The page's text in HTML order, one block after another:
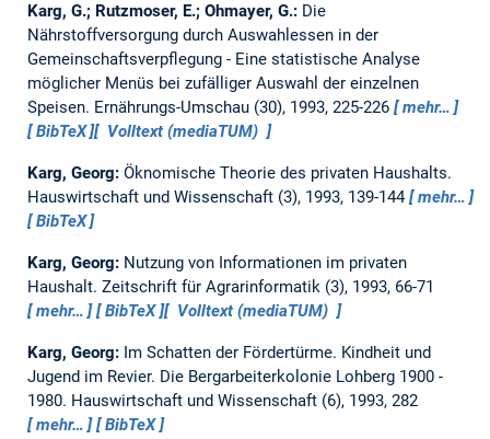
Karg, G.; Rutzmoser, E.; Ohmayer, G.: Die
Nährstoffversorgung durch Auswahlessen in der
Gemeinschaftsverpflegung - Eine statistische Analyse
möglicher Menüs bei zufälliger Auswahl der einzelnen
Speisen. Ernährungs-Umschau (30), 1993, 225-226
mehr…
BibTeX
Volltext (mediaTUM)
Karg, Georg: Öknomische Theorie des privaten Haushalts.
Hauswirtschaft und Wissenschaft (3), 1993, 139-144
mehr…
BibTeX
Karg, Georg: Nutzung von Informationen im privaten
Haushalt. Zeitschrift für Agrarinformatik (3), 1993, 66-71
mehr…
BibTeX Volltext (mediaTUM)
Karg, Georg: Im Schatten der Fördertürme. Kindheit und
Jugend im Revier. Die Bergarbeiterkolonie Lohberg 1900 -
1980. Hauswirtschaft und Wissenschaft (6), 1993, 282
mehr…
BibTeX